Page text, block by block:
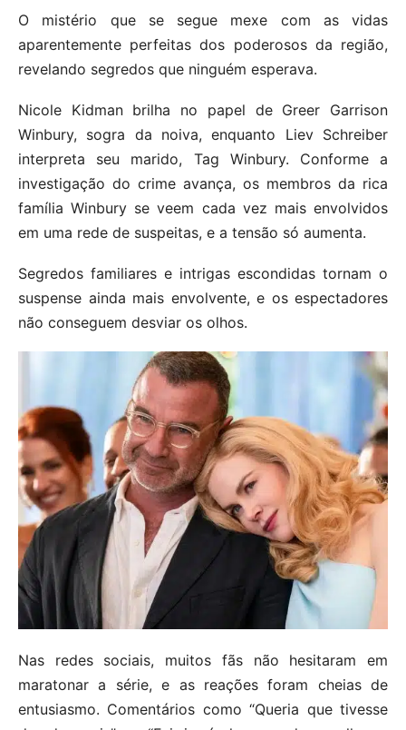
O mistério que se segue mexe com as vidas
aparentemente perfeitas dos poderosos da região,
revelando segredos que ninguém esperava.
Nicole Kidman brilha no papel de Greer Garrison
Winbury, sogra da noiva, enquanto Liev Schreiber
interpreta seu marido, Tag Winbury. Conforme a
investigação do crime avança, os membros da rica
família Winbury se veem cada vez mais envolvidos
em uma rede de suspeitas, e a tensão só aumenta.
Segredos familiares e intrigas escondidas tornam o
suspense ainda mais envolvente, e os espectadores
não conseguem desviar os olhos.
Nas redes sociais, muitos fãs não hesitaram em
maratonar a série, e as reações foram cheias de
entusiasmo. Comentários como “Queria que tivesse